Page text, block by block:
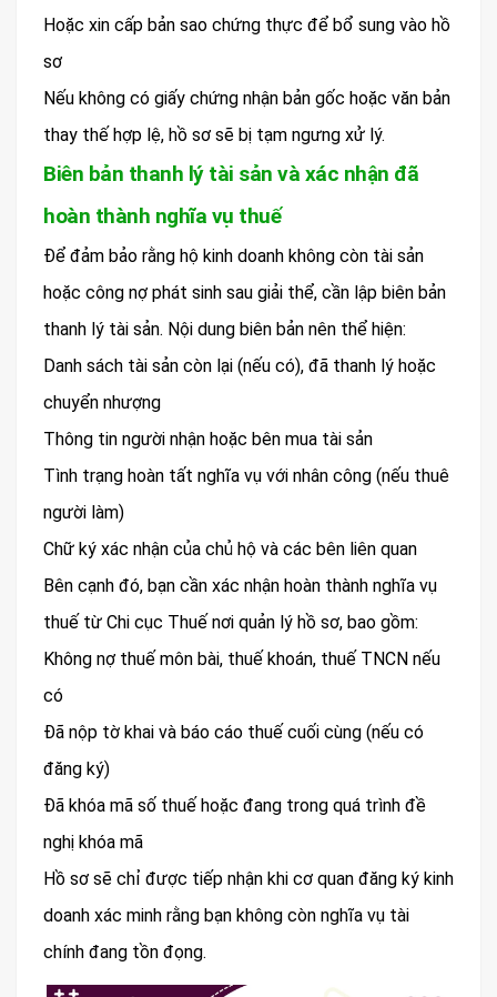
Hoặc xin cấp bản sao chứng thực để bổ sung vào hồ
sơ
Nếu không có giấy chứng nhận bản gốc hoặc văn bản
thay thế hợp lệ, hồ sơ sẽ bị tạm ngưng xử lý.
Biên bản thanh lý tài sản và xác nhận đã
hoàn thành nghĩa vụ thuế
Để đảm bảo rằng hộ kinh doanh không còn tài sản
hoặc công nợ phát sinh sau giải thể, cần lập biên bản
thanh lý tài sản. Nội dung biên bản nên thể hiện:
Danh sách tài sản còn lại (nếu có), đã thanh lý hoặc
chuyển nhượng
Thông tin người nhận hoặc bên mua tài sản
Tình trạng hoàn tất nghĩa vụ với nhân công (nếu thuê
người làm)
Chữ ký xác nhận của chủ hộ và các bên liên quan
Bên cạnh đó, bạn cần xác nhận hoàn thành nghĩa vụ
thuế từ Chi cục Thuế nơi quản lý hồ sơ, bao gồm:
Không nợ thuế môn bài, thuế khoán, thuế TNCN nếu
có
Đã nộp tờ khai và báo cáo thuế cuối cùng (nếu có
đăng ký)
Đã khóa mã số thuế hoặc đang trong quá trình đề
nghị khóa mã
Hồ sơ sẽ chỉ được tiếp nhận khi cơ quan đăng ký kinh
doanh xác minh rằng bạn không còn nghĩa vụ tài
chính đang tồn đọng.